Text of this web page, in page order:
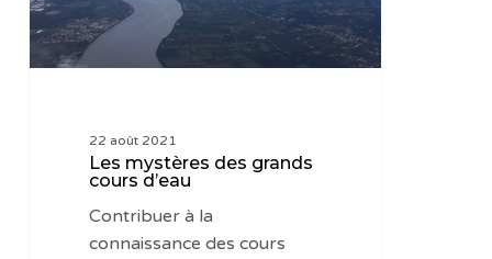
22 août 2021
Les mystères des grands
cours d’eau
Contribuer à la
connaissance des cours